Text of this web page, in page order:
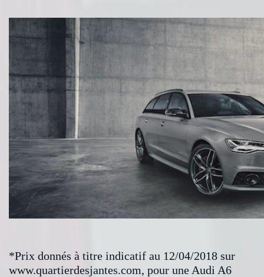
*Prix donnés à titre indicatif au 12/04/2018 sur
www.quartierdesjantes.com, pour une Audi A6